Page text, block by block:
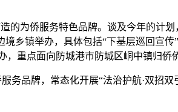
为侨服务特色品牌。谈及今年的计
乡镇举办，具体包括“下基层巡回宣
重点面向防城港市防城区峒中镇归
品牌，常态化开展“法治护航·双招双